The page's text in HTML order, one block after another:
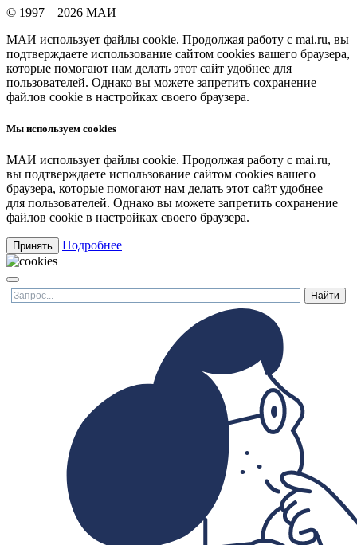
© 1997—2026 МАИ
МАИ использует файлы cookie. Продолжая работу с mai.ru, вы
подтверждаете использование сайтом cookies вашего браузера,
которые помогают нам делать этот сайт удобнее для
пользователей. Однако вы можете запретить сохранение
файлов cookie в настройках своего браузера.
Мы используем cookies
МАИ использует файлы cookie. Продолжая работу с mai.ru,
вы подтверждаете использование сайтом cookies вашего
браузера, которые помогают нам делать этот сайт удобнее
для пользователей. Однако вы можете запретить сохранение
файлов cookie в настройках своего браузера.
Принять Подробнее